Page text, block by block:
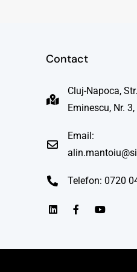
Contact
Cluj-Napoca,
Eminescu, Nr. 3,
Email:
Telefon: 0720